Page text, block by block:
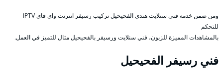
ومن ضمن خدمة فني ستلايت هندي الفحيحيل تركيب رسيفر انترنت واي فاي IPTV
للتحكم
بالمشاهدات المميزة للزبون، فني سنلايت ورسيفر بالفحيحيل مثال للتميز في العمل.
فني رسيفر الفحيحيل